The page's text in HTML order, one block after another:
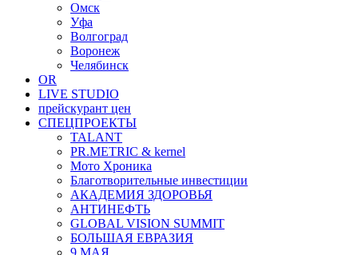
Омск
Уфа
Волгоград
Воронеж
Челябинск
OR
LIVE STUDIO
прейскурант цен
СПЕЦПРОЕКТЫ
TALANT
PR.METRIC & kernel
Мото Хроника
Благотворительные инвестиции
АКАДЕМИЯ ЗДОРОВЬЯ
АНТИНЕФТЬ
GLOBAL VISION SUMMIT
БОЛЬШАЯ ЕВРАЗИЯ
9 МАЯ